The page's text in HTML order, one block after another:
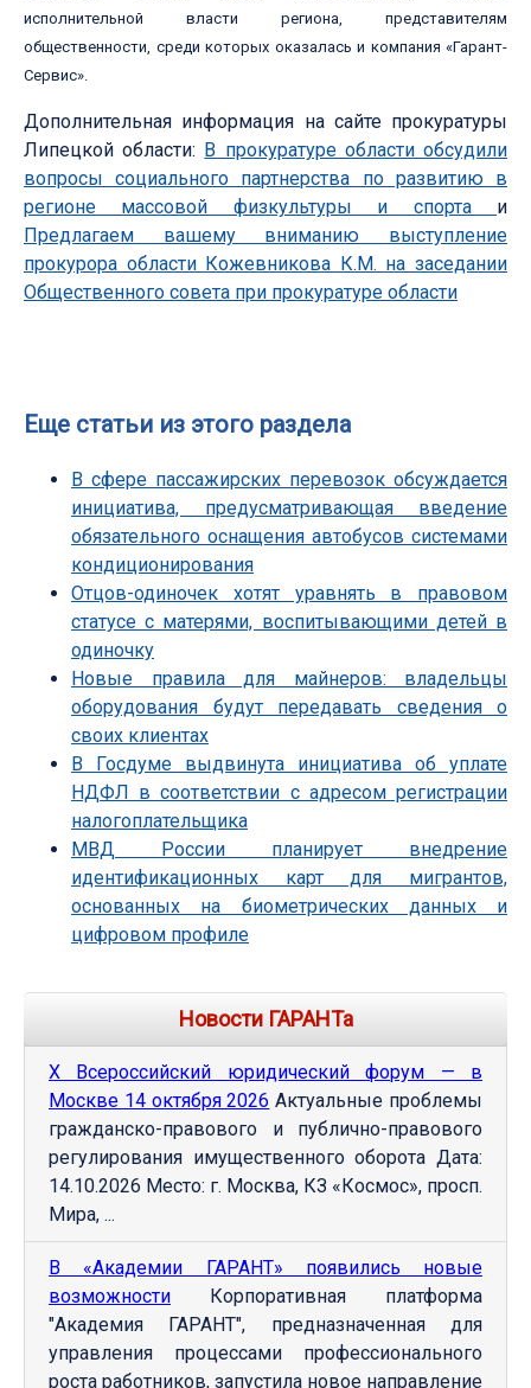
исполнительной власти региона, представителям
общественности, среди которых оказалась и компания «Гарант-
Сервис».
Дополнительная информация на сайте прокуратуры
Липецкой области: В прокуратуре области обсудили
вопросы социального партнерства по развитию в
регионе массовой физкультуры и спорта и
Предлагаем вашему вниманию выступление
прокурора области Кожевникова К.М. на заседании
Общественного совета при прокуратуре области
Еще статьи из этого раздела
В сфере пассажирских перевозок обсуждается
инициатива, предусматривающая введение
обязательного оснащения автобусов системами
кондиционирования
Отцов-одиночек хотят уравнять в правовом
статусе с матерями, воспитывающими детей в
одиночку
Новые правила для майнеров: владельцы
оборудования будут передавать сведения о
своих клиентах
В Госдуме выдвинута инициатива об уплате
НДФЛ в соответствии с адресом регистрации
налогоплательщика
МВД России планирует внедрение
идентификационных карт для мигрантов,
основанных на биометрических данных и
цифровом профиле
Новости ГАРАНТа
Х Всероссийский юридический форум — в
Москве 14 октября 2026 Актуальные проблемы
гражданско-правового и публично-правового
регулирования имущественного оборота Дата:
14.10.2026 Место: г. Москва, КЗ «Космос», просп.
Мира, ...
В «Академии ГАРАНТ» появились новые
возможности Корпоративная платформа
"Академия ГАРАНТ", предназначенная для
управления процессами профессионального
роста работников, запустила новое направление